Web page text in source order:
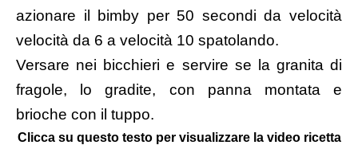
azionare il bimby per 50 secondi da velocità
velocità da 6 a velocità 10 spatolando.
Versare nei bicchieri e servire se la granita di
fragole, lo gradite, con panna montata e
brioche con il tuppo.
Clicca su questo testo per visualizzare la video ricetta